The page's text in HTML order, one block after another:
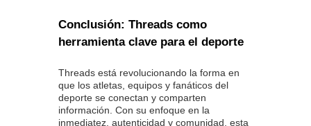
Conclusión: Threads como
herramienta clave para el deporte
Threads está revolucionando la forma en
que los atletas, equipos y fanáticos del
deporte se conectan y comparten
información. Con su enfoque en la
inmediatez, autenticidad y comunidad, esta